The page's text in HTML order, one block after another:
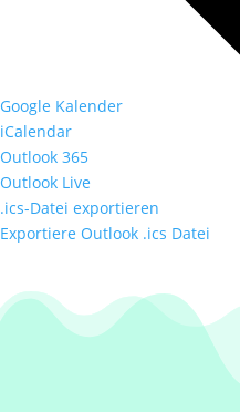
Google Kalender
iCalendar
Outlook 365
Outlook Live
.ics-Datei exportieren
Exportiere Outlook .ics Datei